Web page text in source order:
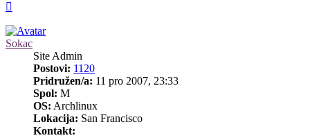
Sokac
Site Admin
Postovi: 1120
Pridružen/a: 11 pro 2007, 23:33
Spol: M
OS: Archlinux
Lokacija: San Francisco
Kontakt: